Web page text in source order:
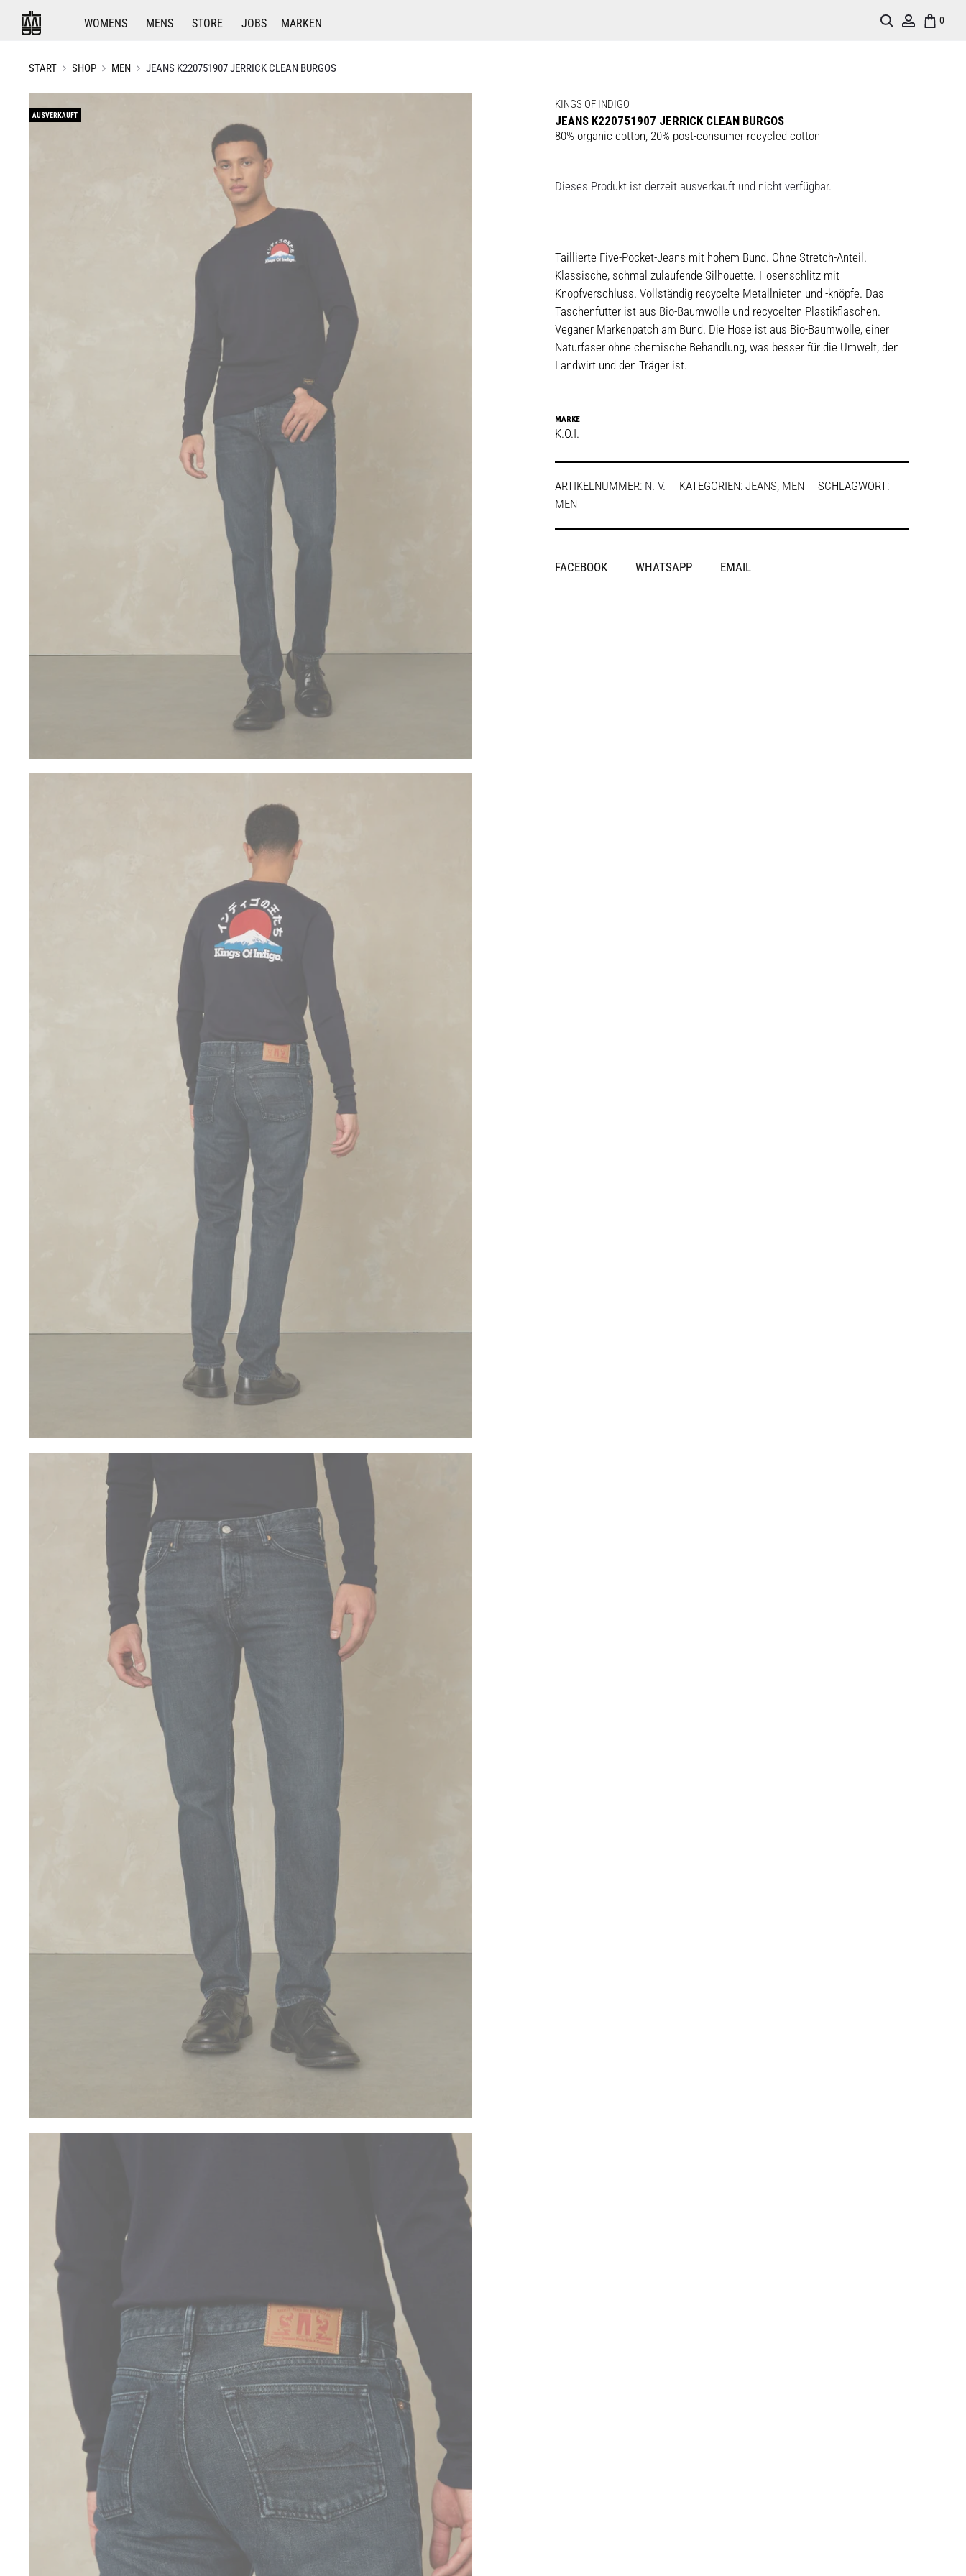
WOMENS MENS STORE JOBS MARKEN 0
Account
Search
START SHOP MEN JEANS K220751907 JERRICK CLEAN BURGOS
AUSVERKAUFT
KINGS OF INDIGO
JEANS K220751907 JERRICK CLEAN BURGOS
80% organic cotton, 20% post-consumer recycled cotton
Dieses Produkt ist derzeit ausverkauft und nicht verfügbar.
Taillierte Five-Pocket-Jeans mit hohem Bund. Ohne Stretch-Anteil.
Klassische, schmal zulaufende Silhouette. Hosenschlitz mit
Knopfverschluss. Vollständig recycelte Metallnieten und -knöpfe. Das
Taschenfutter ist aus Bio-Baumwolle und recycelten Plastikflaschen.
Veganer Markenpatch am Bund. Die Hose ist aus Bio-Baumwolle, einer
Naturfaser ohne chemische Behandlung, was besser für die Umwelt, den
Landwirt und den Träger ist.
MARKE
K.O.I.
ARTIKELNUMMER: N. V. KATEGORIEN: JEANS, MEN
SCHLAGWORT:
MEN
SHARE
FACEBOOK WHATSAPP EMAIL